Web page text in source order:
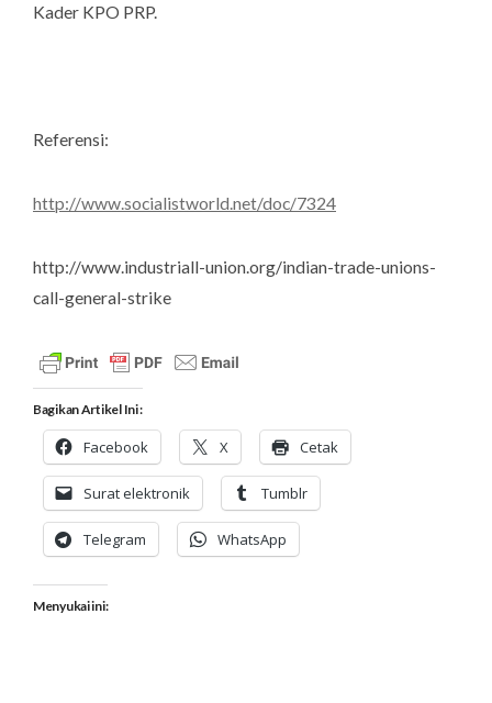
Kader KPO PRP.
Referensi:
http://www.socialistworld.net/doc/7324
http://www.industriall-union.org/indian-trade-unions-
call-general-strike
Bagikan Artikel Ini :
Facebook X Cetak
Surat elektronik Tumblr
Telegram WhatsApp
Menyukai ini: